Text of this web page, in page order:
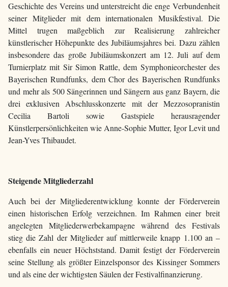
Geschichte des Vereins und unterstreicht die enge Verbundenheit
seiner Mitglieder mit dem internationalen Musikfestival. Die
Mittel trugen maßgeblich zur Realisierung zahlreicher
künstlerischer Höhepunkte des Jubiläumsjahres bei. Dazu zählen
insbesondere das große Jubiläumskonzert am 12. Juli auf dem
Turnierplatz mit Sir Simon Rattle, dem Symphonieorchester des
Bayerischen Rundfunks, dem Chor des Bayerischen Rundfunks
und mehr als 500 Sängerinnen und Sängern aus ganz Bayern, die
drei exklusiven Abschlusskonzerte mit der Mezzosopranistin
Cecilia Bartoli sowie Gastspiele herausragender
Künstlerpersönlichkeiten wie Anne-Sophie Mutter, Igor Levit und
Jean-Yves Thibaudet.
Steigende Mitgliederzahl
Auch bei der Mitgliederentwicklung konnte der Förderverein
einen historischen Erfolg verzeichnen. Im Rahmen einer breit
angelegten Mitgliederwerbekampagne während des Festivals
stieg die Zahl der Mitglieder auf mittlerweile knapp 1.100 an –
ebenfalls ein neuer Höchststand. Damit festigt der Förderverein
seine Stellung als größter Einzelsponsor des Kissinger Sommers
und als eine der wichtigsten Säulen der Festivalfinanzierung.